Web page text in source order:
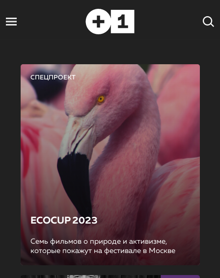
СПЕЦПРОЕКТ
ECOCUP 2023
Семь фильмов о природе и активизме,
которые покажут на фестивале в Москве